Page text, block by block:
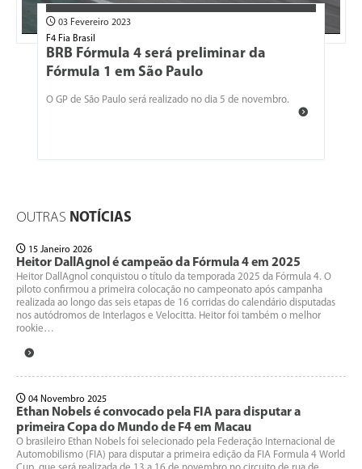
03 Fevereiro 2023
F4 Fia Brasil
BRB Fórmula 4 será preliminar da
Fórmula 1 em São Paulo
O GP de São Paulo será realizado no dia 5 de novembro.
OUTRAS NOTÍCIAS
15 Janeiro 2026
Heitor DallAgnol é campeão da Fórmula 4 em 2025
Heitor DallAgnol conquistou o título da temporada 2025 da Fórmula 4. O
piloto confirmou a primeira colocação no campeonato após campanha
realizada ao longo das seis etapas de 16 corridas do calendário disputadas
nos autódromos de Interlagos e Velocitta. Heitor foi também o melhor
rookie…
04 Novembro 2025
Ethan Nobels é convocado pela FIA para disputar a
primeira Copa do Mundo de F4 em Macau
O brasileiro Ethan Nobels foi selecionado pela Federação Internacional de
Automobilismo (FIA) para disputar a primeira edição da FIA Formula 4 World